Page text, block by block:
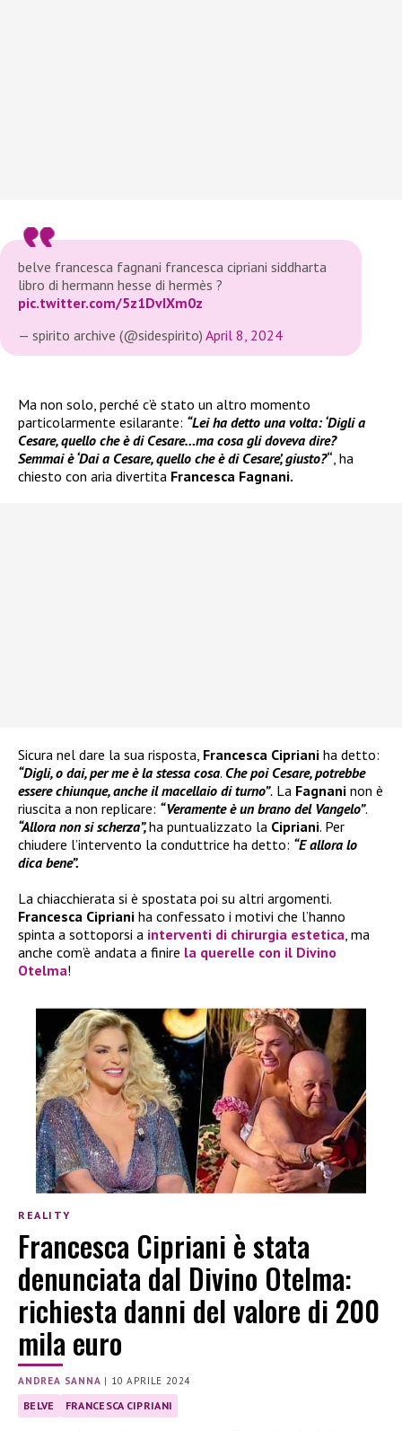
belve francesca fagnani francesca cipriani siddharta
libro di hermann hesse di hermès ?
pic.twitter.com/5z1DvIXm0z
— spirito archive (@sidespirito) April 8, 2024
Ma non solo, perché c’è stato un altro momento
particolarmente esilarante: “Lei ha detto una volta: ‘Digli a
Cesare, quello che è di Cesare…ma cosa gli doveva dire?
Semmai è ‘Dai a Cesare, quello che è di Cesare’, giusto?“, ha
chiesto con aria divertita Francesca Fagnani.
Sicura nel dare la sua risposta, Francesca Cipriani ha detto:
“Digli, o dai, per me è la stessa cosa. Che poi Cesare, potrebbe
essere chiunque, anche il macellaio di turno”. La Fagnani non è
riuscita a non replicare: “Veramente è un brano del Vangelo”.
“Allora non si scherza”,ha puntualizzato la Cipriani. Per
chiudere l’intervento la conduttrice ha detto: “E allora lo
dica bene”.
La chiacchierata si è spostata poi su altri argomenti.
Francesca Cipriani ha confessato i motivi che l’hanno
spinta a sottoporsi a interventi di chirurgia estetica, ma
anche com’è andata a finire la querelle con il Divino
Otelma!
REALITY
Francesca Cipriani è stata
denunciata dal Divino Otelma:
richiesta danni del valore di 200
mila euro
ANDREA SANNA | 10 APRILE 2024
BELVE FRANCESCA CIPRIANI